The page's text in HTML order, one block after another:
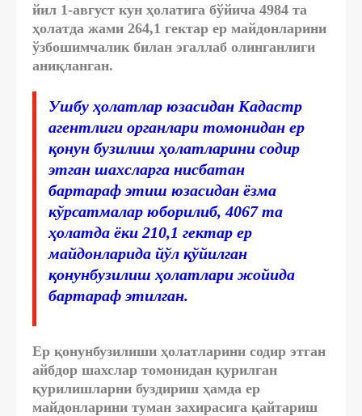
йил 1-август кун ҳолатига бўйича 4984 та
ҳолатда жами 264,1 гектар ер майдонларини
ўзбошимчалик билан эгаллаб олинганлиги
аниқланган.
Ушбу ҳолатлар юзасидан Кадастр
агентлиги органлари томонидан ер
қонун бузилиш ҳолатларини содир
этган шахсларга нисбатан
бартараф этиш юзасидан ёзма
кўрсатмалар юборилиб,4067 та
ҳолатда ёки 210,1 гектар ер
майдонларида йўл қўйилган
қонунбузилиш ҳолатлари жойида
бартараф этилган.
Ер қонунбузилиши ҳолатларини содир этган
айбдор шахслар томонидан қурилган
қурилишларни буздириш ҳамда ер
майдонларини туман захирасига қайтариш